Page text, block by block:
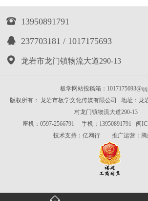
 13950891791
 237703181 / 1017175693
 龙岩市龙门镇物流大道290-13
板学网站投稿箱：
版权所有： 龙岩市板学文化传媒有限公司 地址：龙
村龙门镇物流大道290-13
座机：0597-2566791 手机：13950891791
闽
技术支持： 亿网行推广运营：